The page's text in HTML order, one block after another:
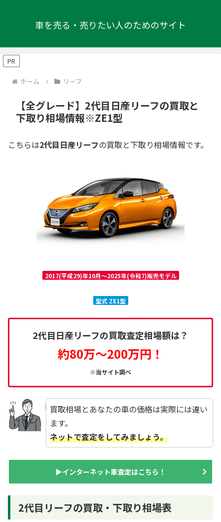
車を売る・売りたい人のためのサイト
PR
ホーム リーフ
【全グレード】2代目日産リーフの買取と
下取り相場情報※ZE1型
こちらは2代目日産リーフの買取と下取り相場情報です。
2017(平成29)年10月～2025年(令和7)販売モデル
型式 ZE1型
2代目日産リーフの買取査定相場額は？
約80万～200万円！
※当サイト調べ
買取相場とあなたの車の価格は実際には違い
ます。
ネットで査定をしてみましょう。
▶インターネット車査定はこちら！
2代目リーフの買取・下取り相場表